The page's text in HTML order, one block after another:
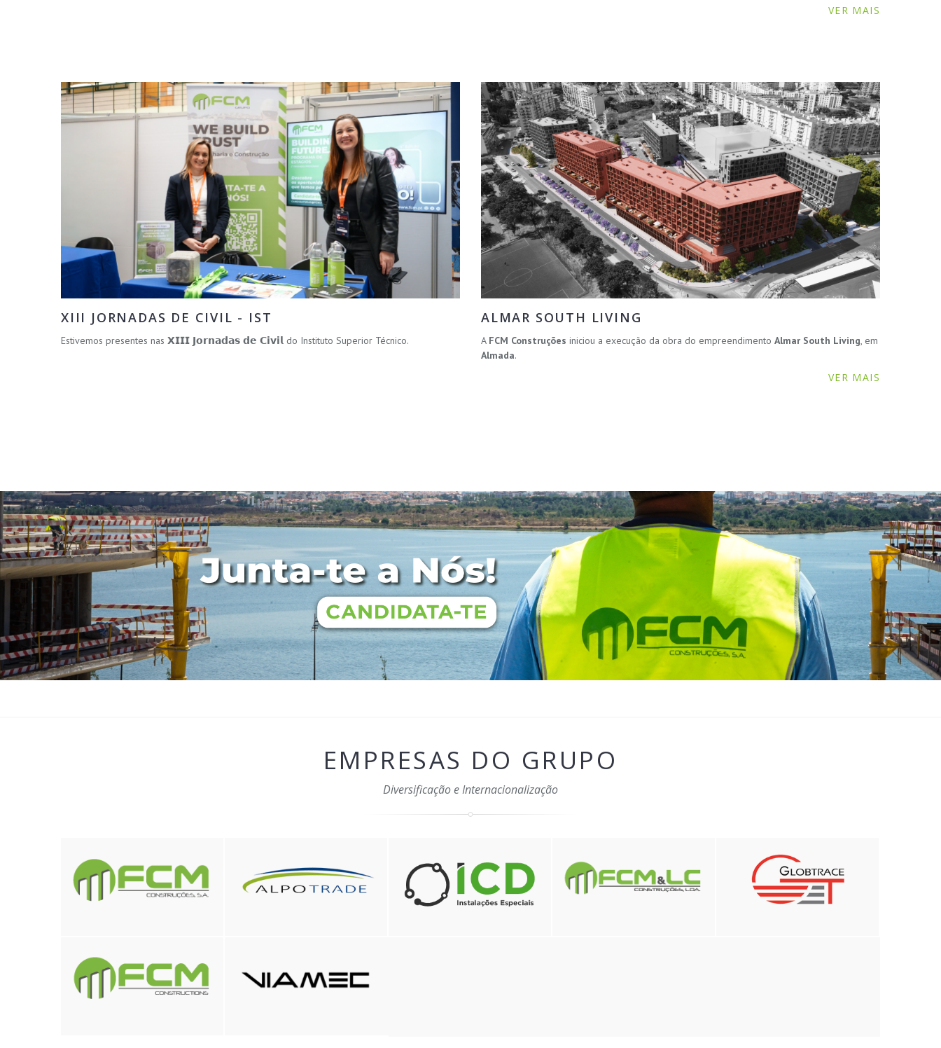
VER MAIS
XIII JORNADAS DE CIVIL - IST
Estivemos presentes nas 𝗫𝗜𝗜𝗜 𝗝𝗼𝗿𝗻𝗮𝗱𝗮𝘀 𝗱𝗲 𝗖𝗶𝘃𝗶𝗹 do Instituto Superior Técnico.
ALMAR SOUTH LIVING
A FCM Construções iniciou a execução da obra do empreendimento Almar South Living, em
Almada.
VER MAIS
EMPRESAS DO GRUPO
Diversificação e Internacionalização